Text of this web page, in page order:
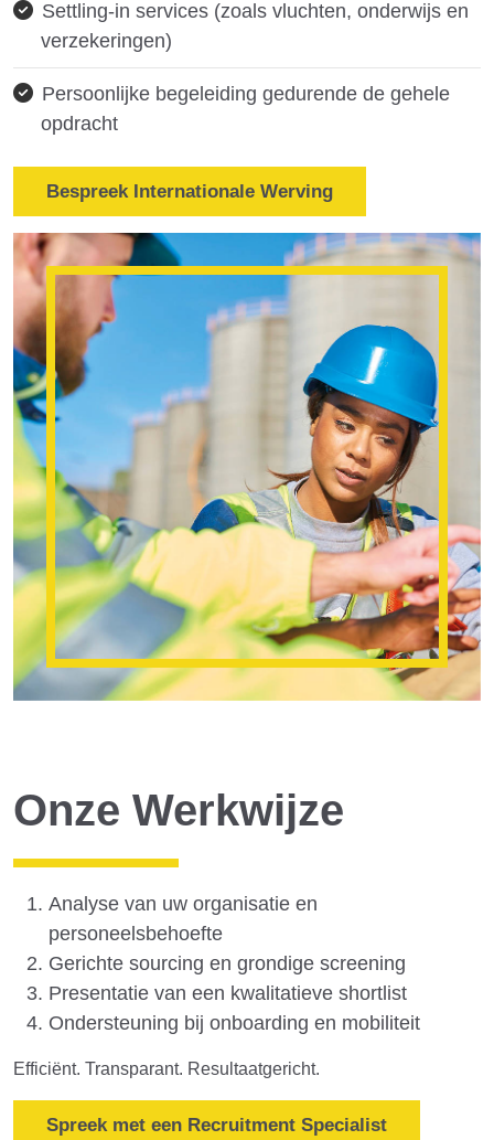
Settling-in services (zoals vluchten, onderwijs en
verzekeringen)
Persoonlijke begeleiding gedurende de gehele
opdracht
Bespreek Internationale Werving
Onze Werkwijze
Analyse van uw organisatie en
personeelsbehoefte
Gerichte sourcing en grondige screening
Presentatie van een kwalitatieve shortlist
Ondersteuning bij onboarding en mobiliteit
Efficiënt. Transparant. Resultaatgericht.
Spreek met een Recruitment Specialist